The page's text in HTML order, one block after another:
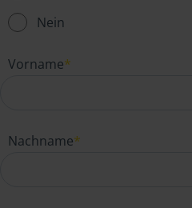
Nein
Vorname*
Nachname*